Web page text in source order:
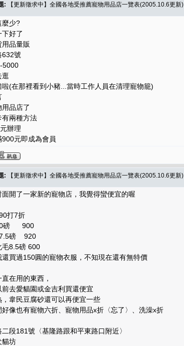
: 【更新徵求中】全國各地受推薦寵物用品店一覽表(2005.10.6更新)
麼少?
好了
品量販
632號
5000
逛
(在那裡看到小豬...當時工作人員在清理寵物籠)
品店了
有兩種方法
辦理
元即成為會員
: 【更新徵求中】全國各地受推薦寵物用品店一覽表(2005.10.6更新)
面開了一家新的寵物店，我覺得蠻便宜的喔
打7折
磅 900
磅 920
毛8.5磅 600
還買過150圓的寵物衣服，不知現在還有無特價
在用的東西，
去愛貓園或金吉利買還便宜
韋民豆腐砂還可以再便宜一些
像也有寵物六折、寵物用品x折〈忘了〉、洗澡x折
段181號〈基隆路跟和平東路口附近〉
貓坊